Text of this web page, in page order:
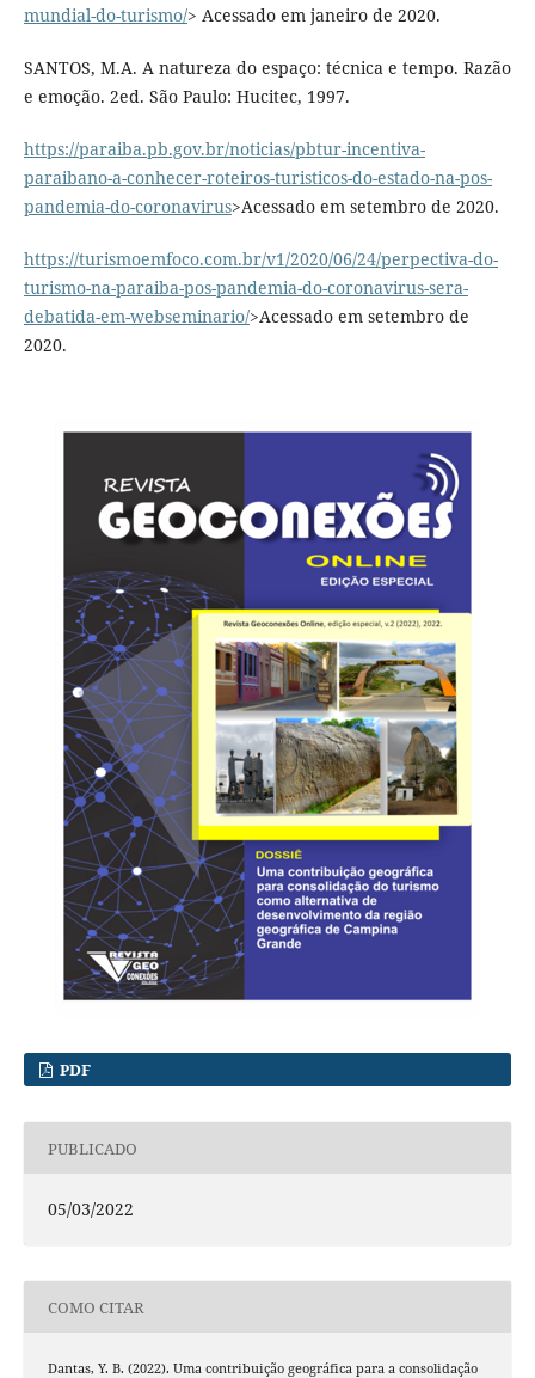
mundial-do-turismo/> Acessado em janeiro de 2020.
SANTOS, M.A. A natureza do espaço: técnica e tempo. Razão
e emoção. 2ed. São Paulo: Hucitec, 1997.
https://paraiba.pb.gov.br/noticias/pbtur-incentiva-
paraibano-a-conhecer-roteiros-turisticos-do-estado-na-pos-
pandemia-do-coronavirus>Acessado em setembro de 2020.
https://turismoemfoco.com.br/v1/2020/06/24/perpectiva-do-
turismo-na-paraiba-pos-pandemia-do-coronavirus-sera-
debatida-em-webseminario/>Acessado em setembro de
2020.
PDF
PUBLICADO
05/03/2022
COMO CITAR
Dantas, Y. B. (2022). Uma contribuição geográfica para a consolidação